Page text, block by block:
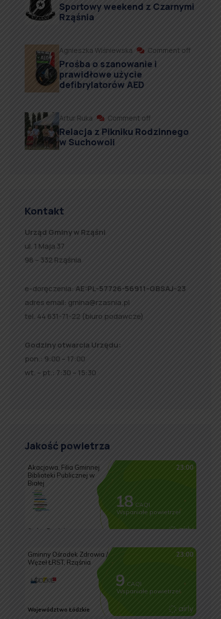
Sportowy weekend z Czarnymi
Rząśnia
Agnieszka Wiśniewska Comment off
Prośba o szanowanie i
prawidłowe użycie
defibrylatorów AED
Artur Ruka Comment off
Relacja z Pikniku Rodzinnego
w Suchowoli
Kontakt
Urząd Gminy w Rząśni
ul. 1 Maja 37
98 – 332 Rząśnia
e-doręczenia: AE:PL-57726-56911-GBSAJ-23
adres email: gmina@rzasnia.pl
tel. 44 631-71-22 (biuro podawcze)
Godziny otwarcia Urzędu:
pon.: 9:00 – 17:00
wt. – pt.: 7:30 – 15:30
Jakość powietrza